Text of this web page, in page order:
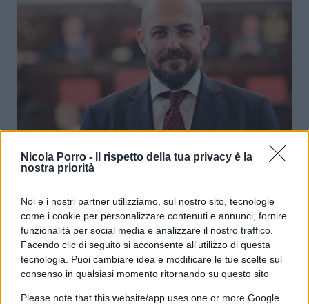
Nicola Porro -
Il rispetto della tua privacy è la
nostra priorità
Noi e i nostri partner utilizziamo, sul nostro sito, tecnologie
come i cookie per personalizzare contenuti e annunci, fornire
funzionalità per social media e analizzare il nostro traffico.
Facendo clic di seguito si acconsente all'utilizzo di questa
tecnologia. Puoi cambiare idea e modificare le tue scelte sul
consenso in qualsiasi momento ritornando su questo sito
Please note that this website/app uses one or more Google
Milano 2027, De Chirico (FI) rilancia
le primarie del centrodestra: “Lupi
e gli altri nomi? Serve prima un
laboratorio politico”
diAndrea Parrino
15 Maggio 2026, 11:20
4.1k